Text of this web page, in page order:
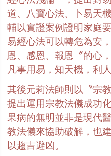
道、八寶心法、卜易天
輔以實證案例證明家庭
易經心法可以轉危為安
恩、感恩、報恩〞的心
凡事用易，知天機，利
其後元莉法師則以〝宗
提出運用宗教法儀成功
果病的無明並非是現代
教法儀來協助破解，也
以趨吉避凶。